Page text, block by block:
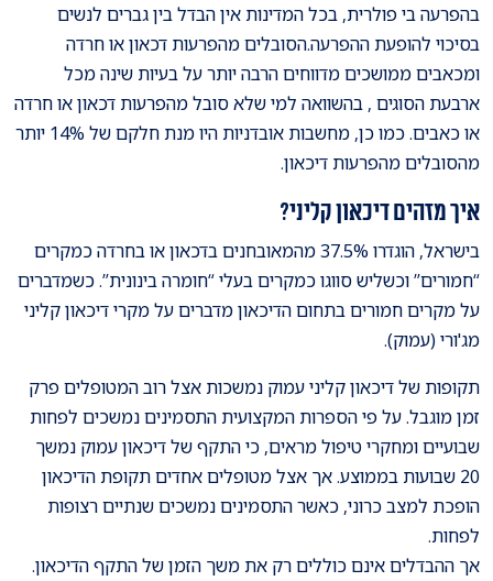
בהפרעה בי פולרית, בכל המדינות אין הבדל בין גברים לנשים
בסיכוי להופעת ההפרעה.הסובלים מהפרעות דכאון או חרדה
ומכאבים ממושכים מדווחים הרבה יותר על בעיות שינה מכל
ארבעת הסוגים , בהשוואה למי שלא סובל מהפרעות דכאון או חרדה
או כאבים. כמו כן, מחשבות אובדניות היו מנת חלקם של 14% יותר
מהסובלים מהפרעות דיכאון.
איך מזהים דיכאון קליני?
בישראל, הוגדרו 37.5% מהמאובחנים בדכאון או בחרדה כמקרים
“חמורים” וכשליש סווגו כמקרים בעלי “חומרה בינונית”. כשמדברים
על מקרים חמורים בתחום הדיכאון מדברים על מקרי דיכאון קליני
מג'ורי (עמוק).
תקופות של דיכאון קליני עמוק נמשכות אצל רוב המטופלים פרק
זמן מוגבל. על פי הספרות המקצועית התסמינים נמשכים לפחות
שבועיים ומחקרי טיפול מראים, כי התקף של דיכאון עמוק נמשך
20 שבועות בממוצע. אך אצל מטופלים אחדים תקופת הדיכאון
הופכת למצב כרוני, כאשר התסמינים נמשכים שנתיים רצופות
לפחות.
אך ההבדלים אינם כוללים רק את משך הזמן של התקף הדיכאון.